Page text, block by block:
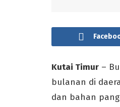
Kutai Timur –
bulanan di
dan bahan